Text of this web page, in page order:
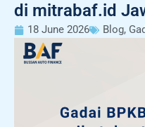
di mitrabaf.id
18 June 2026 Blog,